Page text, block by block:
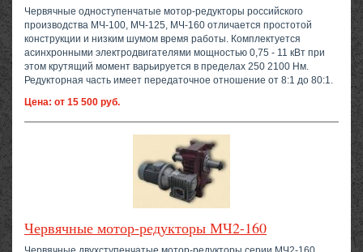
Червячные одноступенчатые мотор-редукторы российского
производства МЧ-100, МЧ-125, МЧ-160 отличается простотой
конструкции и низким шумом время работы. Комплектуется
асинхронными электродвигателями мощностью 0,75 - 11 кВт при
этом крутящий момент варьируется в пределах 250 2100 Нм.
Редукторная часть имеет передаточное отношение от 8:1 до 80:1.
Цена: от 15 500 руб.
Червячные мотор-редукторы МЧ2-160